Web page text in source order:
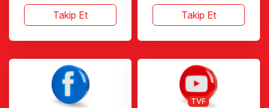
Takip Et Takip Et
TVF